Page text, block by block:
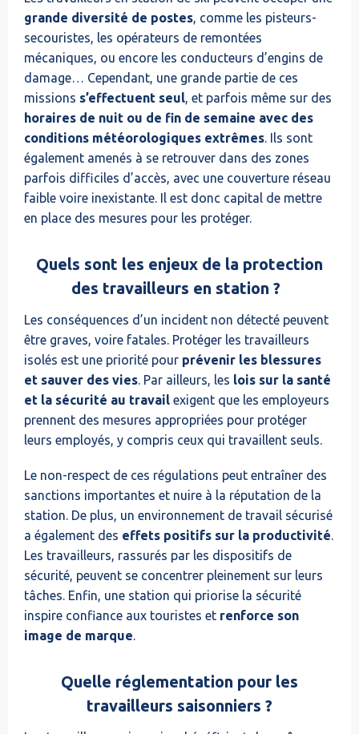
grande diversité de postes, comme les pisteurs-
secouristes, les opérateurs de remontées
mécaniques, ou encore les conducteurs d’engins de
damage… Cependant, une grande partie de ces
missions s’effectuent seul, et parfois même sur des
horaires de nuit ou de fin de semaine avec des
conditions météorologiques extrêmes. Ils sont
également amenés à se retrouver dans des zones
parfois difficiles d’accès, avec une couverture réseau
faible voire inexistante. Il est donc capital de mettre
en place des mesures pour les protéger.
Quels sont les enjeux de la protection
des travailleurs en station ?
Les conséquences d’un incident non détecté peuvent
être graves, voire fatales. Protéger les travailleurs
isolés est une priorité pour prévenir les blessures
et sauver des vies. Par ailleurs, les lois sur la santé
et la sécurité au travail exigent que les employeurs
prennent des mesures appropriées pour protéger
leurs employés, y compris ceux qui travaillent seuls.
Le non-respect de ces régulations peut entraîner des
sanctions importantes et nuire à la réputation de la
station. De plus, un environnement de travail sécurisé
a également des effets positifs sur la productivité.
Les travailleurs, rassurés par les dispositifs de
sécurité, peuvent se concentrer pleinement sur leurs
tâches. Enfin, une station qui priorise la sécurité
inspire confiance aux touristes et renforce son
image de marque.
Quelle réglementation pour les
travailleurs saisonniers ?